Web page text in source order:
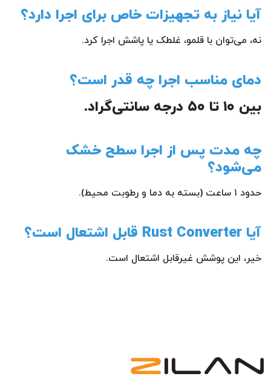
آیا نیاز به تجهیزات خاص برای اجرا دارد؟
نه، می‌توان با قلمو، غلطک یا پاشش اجرا کرد.
دمای مناسب اجرا چه قدر است؟
بین ۱۰ تا ۵۰ درجه سانتی‌گراد.
چه مدت پس از اجرا سطح خشک
می‌شود؟
حدود ۱ ساعت (بسته به دما و رطوبت محیط).
آیا Rust Converter قابل اشتعال است؟
خیر، این پوشش غیرقابل اشتعال است.